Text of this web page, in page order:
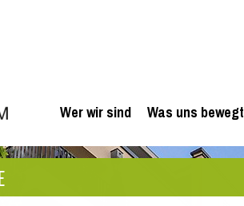
Wer wir sind Was uns bewegt